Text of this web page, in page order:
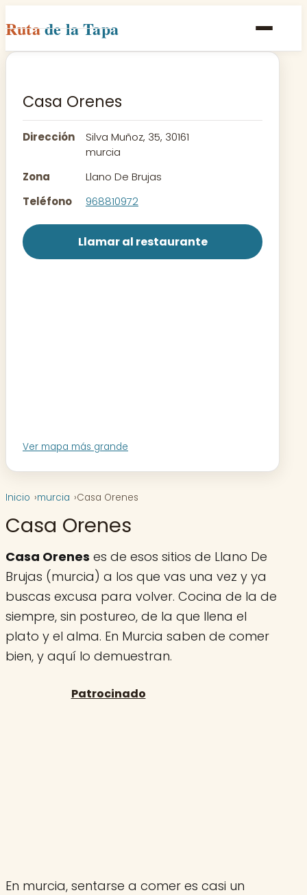
Rutade la Tapa
Inicio
Rutas
Contacto
Casa Orenes
Dirección
Silva Muñoz, 35, 30161
murcia
Zona
Llano De Brujas
Teléfono
968810972
Llamar al restaurante
Ver mapa más grande
Inicio murcia Casa Orenes
Casa Orenes
Casa Orenes es de esos sitios de Llano De
Brujas (murcia) a los que vas una vez y ya
buscas excusa para volver. Cocina de la de
siempre, sin postureo, de la que llena el
plato y el alma. En Murcia saben de comer
bien, y aquí lo demuestran.
En murcia, sentarse a comer es casi un